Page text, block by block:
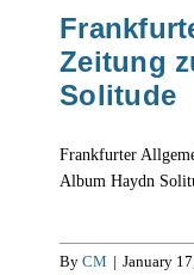
Zeitung
Solitude
Frankfurter
Album Haydn
ByCM | January